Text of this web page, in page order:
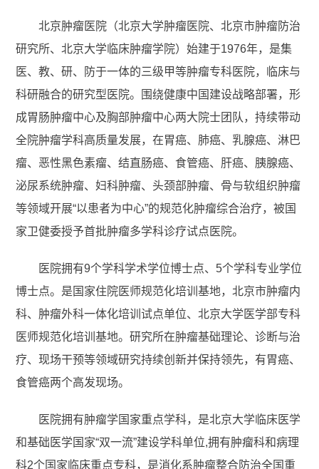
北京肿瘤医院（北京大学肿瘤医院、北京市肿瘤防治
研究所、北京大学临床肿瘤学院）始建于1976年，是集
医、教、研、防于一体的三级甲等肿瘤专科医院，临床与
科研融合的研究型医院。围绕健康中国建设战略部署，形
成胃肠肿瘤中心及胸部肿瘤中心两大院士团队，持续带动
全院肿瘤学科高质量发展，在胃癌、肺癌、乳腺癌、淋巴
瘤、恶性黑色素瘤、结直肠癌、食管癌、肝癌、胰腺癌、
泌尿系统肿瘤、妇科肿瘤、头颈部肿瘤、骨与软组织肿瘤
等领域开展“以患者为中心”的规范化肿瘤综合治疗，被国
家卫健委授予首批肿瘤多学科诊疗试点医院。
医院拥有9个学科学术学位博士点、5个学科专业学位
博士点。是国家住院医师规范化培训基地，北京市肿瘤内
科、肿瘤外科一体化培训试点单位、北京大学医学部专科
医师规范化培训基地。研究所在肿瘤基础理论、诊断与治
疗、现场干预等领域研究持续创新并保持领先，有胃癌、
食管癌两个高发现场。
医院拥有肿瘤学国家重点学科，是北京大学临床医学
和基础医学国家“双一流”建设学科单位,拥有肿瘤科和病理
科2个国家临床重点专科，是消化系肿瘤整合防治全国重